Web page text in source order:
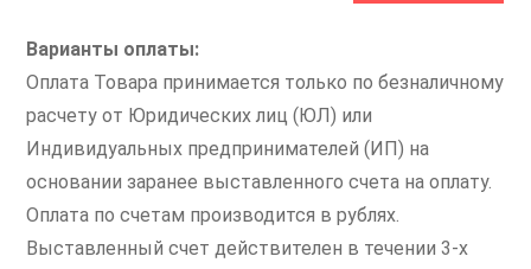
Варианты оплаты:
Оплата Товара принимается только по безналичному
расчету от Юридических лиц (ЮЛ) или
Индивидуальных предпринимателей (ИП) на
основании заранее выставленного счета на оплату.
Оплата по счетам производится в рублях.
Выставленный счет действителен в течении 3-х